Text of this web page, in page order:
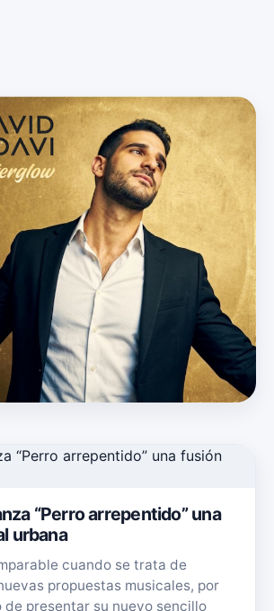
“Perro arrepentido” una
urbana
cuando se trata de
propuestas musicales, por
presentar su nuevo sencillo